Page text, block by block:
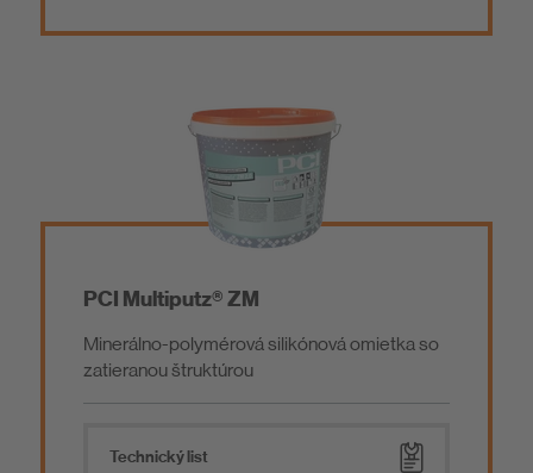
PCI Multiputz® ZM
Minerálno-polymérová silikónová omietka so
zatieranou štruktúrou
Technický list